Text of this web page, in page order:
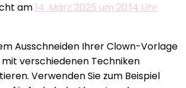
am14. März 2025 um 20:14 Uhr
Ausschneiden Ihrer Clown-Vorlage
mit verschiedenen Techniken
Verwenden Sie zum Beispiel